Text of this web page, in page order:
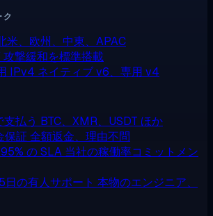
米、欧州、中東、APAC
攻撃緩和を標準搭載
IPv4 ネイティブ v6、専用 v4
払う BTC、XMR、USDT ほか
保証 全額返金、理由不問
の SLA 当社の稼働率コミットメン
の有人サポート 本物のエンジニア、